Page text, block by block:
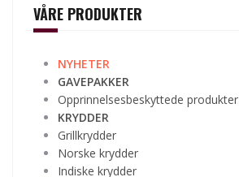
VÅRE PRODUKTER
NYHETER
GAVEPAKKER
Opprinnelsesbeskyttede produkter
KRYDDER
Grillkrydder
Norske krydder
Indiske krydder